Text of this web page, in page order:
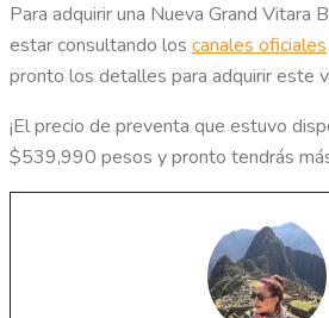
Para adquirir una Nueva Grand Vitara
estar consultando los canales oficiales
pronto los detalles para adquirir este
¡El precio de preventa que estuvo
$539,990 pesos y pronto tendrás